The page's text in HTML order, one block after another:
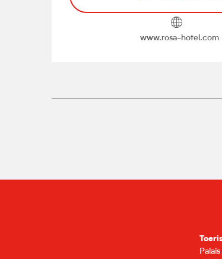
www.rosa-hotel.com